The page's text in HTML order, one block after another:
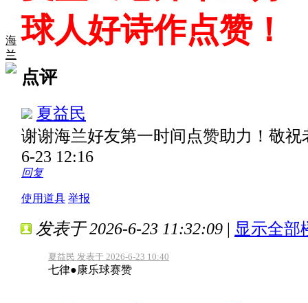
海
兰
球人好诗作点赞！
点评
夏益民
谢谢海兰好友第一时间点赞助力！敬
6-23 12:16
回复
使用道具 举报
发表于 2026-6-23 11:32:09 | 显示全部
夏益民 发表于 2026-6-23 10:40
七律●康乐球赛赞